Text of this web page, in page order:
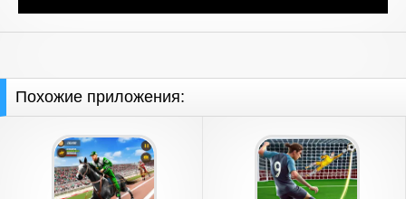
Похожие приложения: